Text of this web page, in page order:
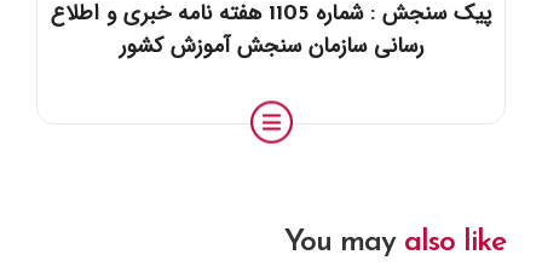
پیک سنجش : شماره 1105 هفته نامه خبری و اطلاع
رسانی سازمان سنجش آموزش کشور
You may also like